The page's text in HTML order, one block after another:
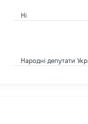
Ні
Народні депутати